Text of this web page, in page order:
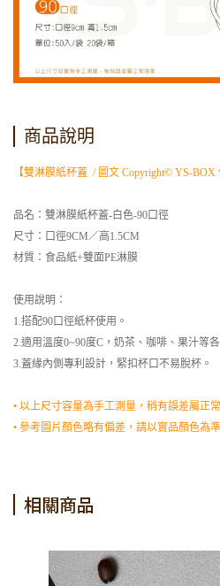
商品說明
【雙淋膜紙杯蓋 / 圖文 Copyright© YS-BOX
品名：雙淋膜紙杯蓋-白色-90口徑
尺寸：口徑9CM／高1.5CM
材質：食品紙+雙面PE淋膜
使用說明：
1.搭配90口徑紙杯使用。
2.適用溫度0~90度C，奶茶、咖啡、果汁等
3.蓋緣內側專利設計，緊扣杯口不易脫杯。
• 以上尺寸容量為手工測量，稍有誤差屬正
• 參考圖片顏色略有偏差，請以實品顏色為準
相關商品